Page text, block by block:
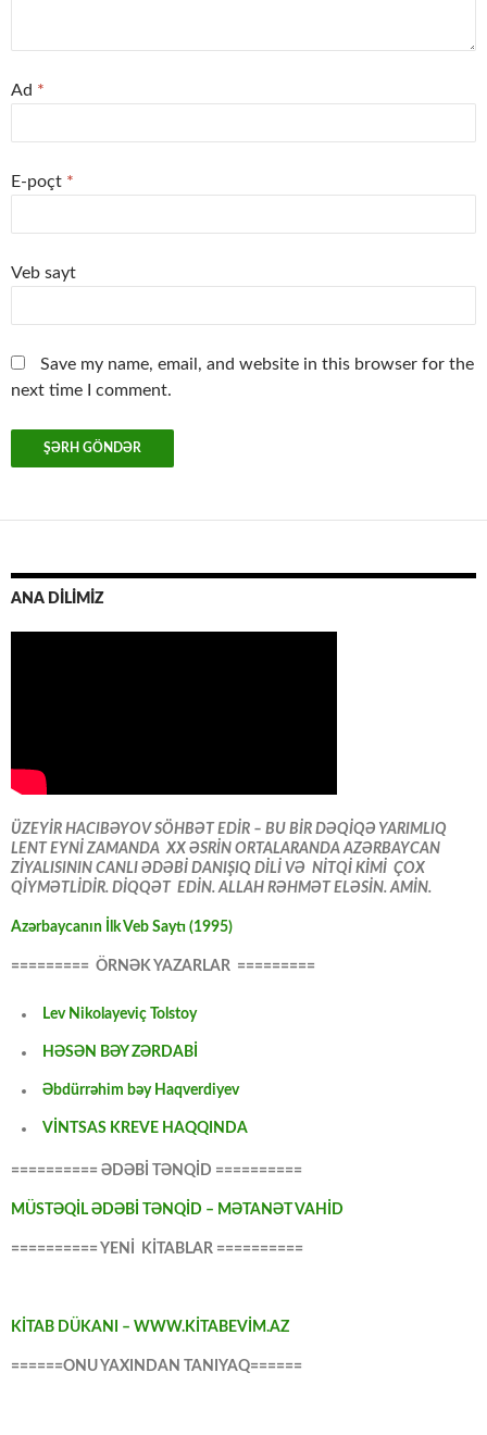
Ad *
E-poçt *
Veb sayt
Save my name, email, and website in this browser for the
next time I comment.
ANA DİLİMİZ
ÜZEYİR HACIBƏYOV SÖHBƏT EDİR – BU BİR DƏQİQƏ YARIMLIQ
LENT EYNİ ZAMANDA XX ƏSRİN ORTALARANDA AZƏRBAYCAN
ZİYALISININ CANLI ƏDƏBİ DANIŞIQ DİLİ VƏ NİTQİ KİMİ ÇOX
QİYMƏTLİDİR. DİQQƏT EDİN. ALLAH RƏHMƏT ELƏSİN. AMİN.
Azərbaycanın İlk Veb Saytı (1995)
========= ÖRNƏK YAZARLAR =========
Lev Nikolayeviç Tolstoy
HƏSƏN BƏY ZƏRDABİ
Əbdürrəhim bəy Haqverdiyev
VİNTSAS KREVE HAQQINDA
========== ƏDƏBİ TƏNQİD ==========
MÜSTƏQİL ƏDƏBİ TƏNQİD – MƏTANƏT VAHİD
========== YENİ KİTABLAR ==========
KİTAB DÜKANI – WWW.KİTABEVİM.AZ
======ONU YAXINDAN TANIYAQ======